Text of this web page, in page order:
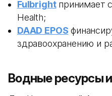
Fulbrightпринимает
Health;
DAAD EPOS
здравоохранению и
Водные ресурсы